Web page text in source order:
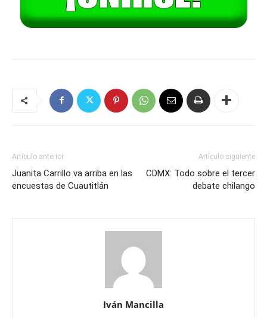
Artículo anterior
Juanita Carrillo va arriba en las
encuestas de Cuautitlán
Artículo siguiente
CDMX: Todo sobre el tercer
debate chilango
Iván Mancilla